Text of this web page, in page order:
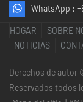
WhatsApp :
HOGAR SOBRE
NOTICIAS
Derechos de autor
Reservados todos